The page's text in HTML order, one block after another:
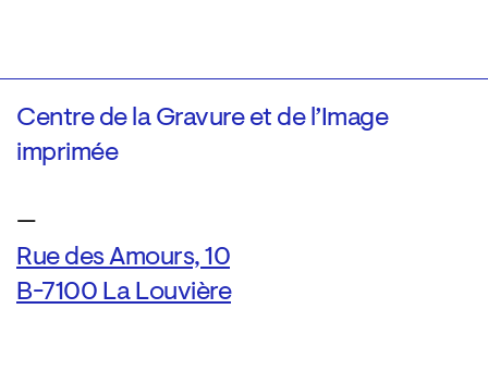
Centre de la Gravure et de l’Image
imprimée
—
Rue des Amours, 10
B-7100 La Louvière